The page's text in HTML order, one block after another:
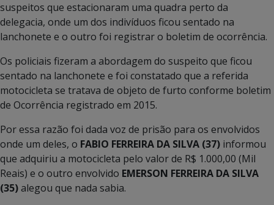
suspeitos que estacionaram uma quadra perto da
delegacia, onde um dos indivíduos ficou sentado na
lanchonete e o outro foi registrar o boletim de ocorrência.
Os policiais fizeram a abordagem do suspeito que ficou
sentado na lanchonete e foi constatado que a referida
motocicleta se tratava de objeto de furto conforme boletim
de Ocorrência registrado em 2015.
Por essa razão foi dada voz de prisão para os envolvidos
onde um deles, o FABIO FERREIRA DA SILVA (37) informou
que adquiriu a motocicleta pelo valor de R$ 1.000,00 (Mil
Reais) e o outro envolvido EMERSON FERREIRA DA SILVA
(35)alegou que nada sabia.